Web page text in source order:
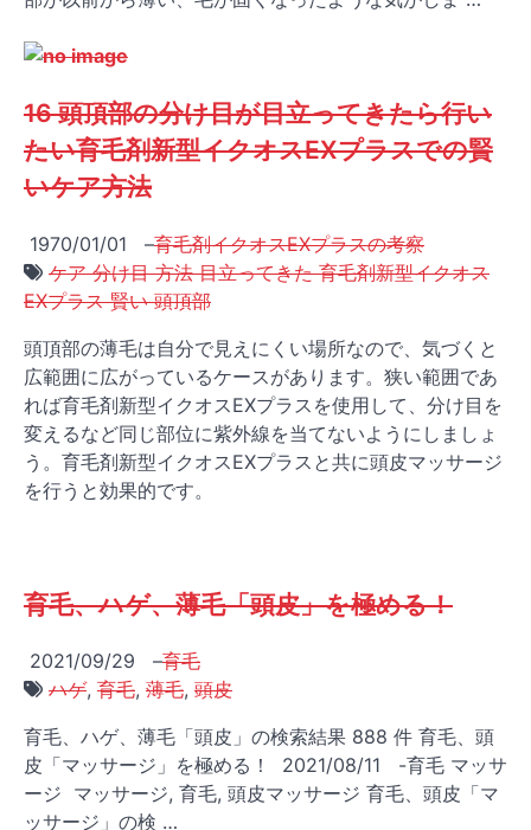
16 頭頂部の分け目が目立ってきたら行い
たい育毛剤新型イクオスEXプラスでの賢
いケア方法
1970/01/01 –育毛剤イクオスEXプラスの考察
ケア 分け目 方法 目立ってきた 育毛剤新型イクオス
EXプラス 賢い 頭頂部
頭頂部の薄毛は自分で見えにくい場所なので、気づくと
広範囲に広がっているケースがあります。狭い範囲であ
れば育毛剤新型イクオスEXプラスを使用して、分け目を
変えるなど同じ部位に紫外線を当てないようにしましょ
う。育毛剤新型イクオスEXプラスと共に頭皮マッサージ
を行うと効果的です。
育毛、ハゲ、薄毛「頭皮」を極める！
2021/09/29 –育毛
ハゲ, 育毛, 薄毛, 頭皮
育毛、ハゲ、薄毛「頭皮」の検索結果 888 件 育毛、頭
皮「マッサージ」を極める！ 2021/08/11 -育毛 マッサ
ージ マッサージ, 育毛, 頭皮マッサージ 育毛、頭皮「マ
ッサージ」の検 …